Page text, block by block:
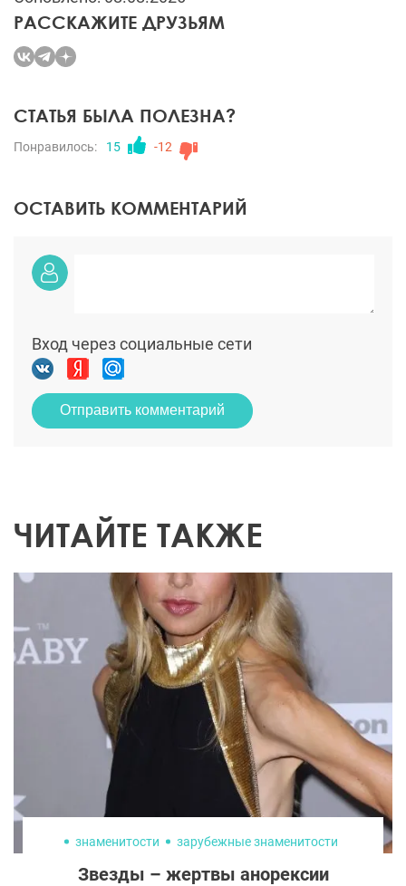
РАССКАЖИТЕ ДРУЗЬЯМ
СТАТЬЯ БЫЛА ПОЛЕЗНА?
Понравилось: 15 -12
ОСТАВИТЬ КОММЕНТАРИЙ
Вход через социальные сети
Отправить комментарий
ЧИТАЙТЕ ТАКЖЕ
знаменитости зарубежные знаменитости
Звезды – жертвы анорексии